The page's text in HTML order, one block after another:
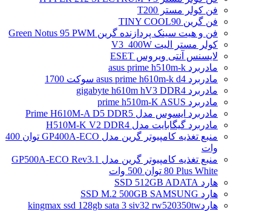
فن کولر مستر T200
فن گرین TINY COOL90
فن و هیت سینک پردازنده گرین Green Notus 95 PWM
کولر مستر الیت V3_400W
لایسنس آنتی ویروس ESET
مادربرد asus prime h510m-k
مادربرد asus prime h610m-k d4 سوکت 1700
مادربرد gigabyte h610m hV3 DDR4
مادربرد prime h510m-K ASUS
مادربرد ایسوس مدل Prime H610M-A D5 DDR5
مادربرد گیگابایت مدل H510M-K V2 DDR4
منبع تغذیه کامپیوتر گرین مدل GP400A-ECO توان 400
وات
منبع تغذیه کامپیوتر گرین مدل GP500A-ECO Rev3.1
80 Plus White توان 500 وات
هارد SSD 512GB ADATA
هارد SSD M.2 500GB SAMSUNG
هاردkingmax ssd 128gb sata 3 siv32 rw520350tw